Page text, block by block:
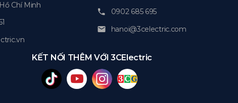
Chí Minh
0902 685 695
hanoi@3celectric.com
KẾT NỐI THÊM VỚI 3CElectric